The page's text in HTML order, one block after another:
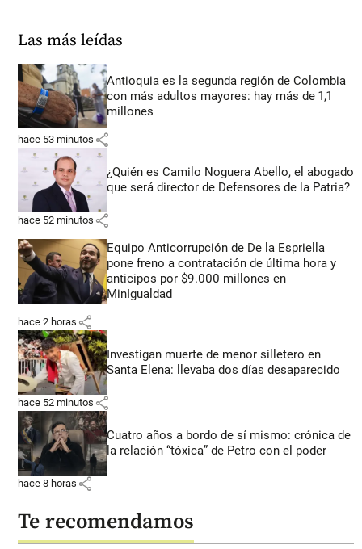
Las más leídas
Antioquia es la segunda región de Colombia
con más adultos mayores: hay más de 1,1
millones
hace 53 minutos share
¿Quién es Camilo Noguera Abello, el abogado
que será director de Defensores de la Patria?
hace 52 minutos share
Equipo Anticorrupción de De la Espriella
pone freno a contratación de última hora y
anticipos por $9.000 millones en
MinIgualdad
hace 2 horas share
Investigan muerte de menor silletero en
Santa Elena: llevaba dos días desaparecido
hace 52 minutos share
Cuatro años a bordo de sí mismo: crónica de
la relación “tóxica” de Petro con el poder
hace 8 horas share
Te recomendamos